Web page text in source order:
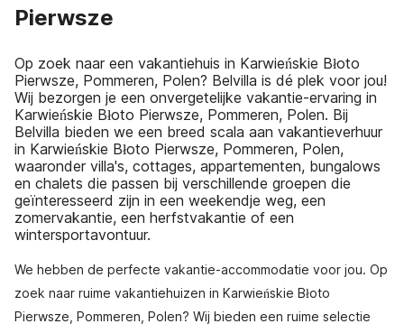
Pierwsze
Op zoek naar een vakantiehuis in Karwieńskie Błoto
Pierwsze, Pommeren, Polen? Belvilla is dé plek voor jou!
Wij bezorgen je een onvergetelijke vakantie-ervaring in
Karwieńskie Błoto Pierwsze, Pommeren, Polen. Bij
Belvilla bieden we een breed scala aan vakantieverhuur
in Karwieńskie Błoto Pierwsze, Pommeren, Polen,
waaronder villa's, cottages, appartementen, bungalows
en chalets die passen bij verschillende groepen die
geïnteresseerd zijn in een weekendje weg, een
zomervakantie, een herfstvakantie of een
wintersportavontuur.
We hebben de perfecte vakantie-accommodatie voor jou. Op
zoek naar ruime vakantiehuizen in Karwieńskie Błoto
Pierwsze, Pommeren, Polen? Wij bieden een ruime selectie